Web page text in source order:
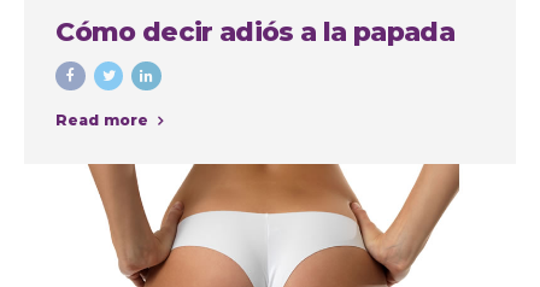
Cómo decir adiós a la papada
Read more